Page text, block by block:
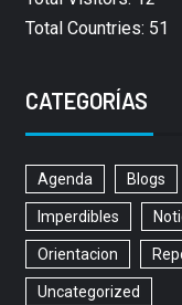
Total Countries: 51
CATEGORÍAS
Agenda Blogs
Imperdibles
Orientacion
Uncategorized